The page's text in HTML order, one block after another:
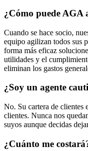
¿Cómo puede AGA
Cuando se hace socio,
equipo agilizan todos sus
forma más eficaz
utilidades y el
eliminan los gastos
¿Soy un agente
No. Su cartera de clientes
clientes. Nunca nos
suyos aunque decidas
¿Cuánto me